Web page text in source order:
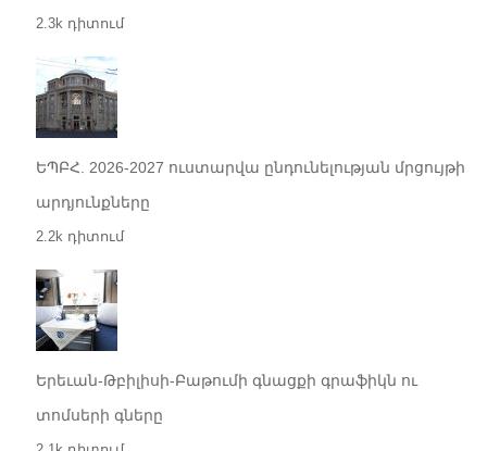
2.3k դիտում
ԵՊԲՀ. 2026-2027 ուստարվա ընդունելության մրցույթի
արդյունքները
2.2k դիտում
Երեւան-Թբիլիսի-Բաթումի գնացքի գրաֆիկն ու
տոմսերի գները